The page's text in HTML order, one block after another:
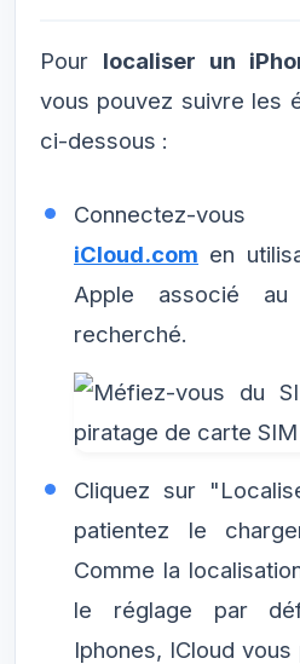
Pour localiser un
vous pouvez suivre les
ci-dessous :
Connectez-
iCloud.com en
Apple associé
recherché.
Cliquez sur
patientez le
Comme la
le réglage par
Iphones, ICloud